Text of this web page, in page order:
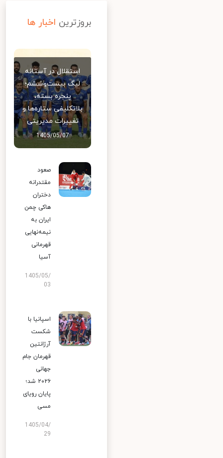
بروزترین اخبار ها
استقلال در آستانه
لیگ بیست‌وششم؛
پنجره بسته،
بلاتکلیفی ستاره‌ها و
تغییرات مدیریتی
1405/05/07
صعود
مقتدرانه
دختران
هاکی چمن
ایران به
نیمه‌نهایی
قهرمانی
آسیا
1405/05/
03
اسپانیا با
شکست
آرژانتین
قهرمان جام
جهانی
۲۰۲۶ شد؛
پایان رویای
مسی
1405/04/
29